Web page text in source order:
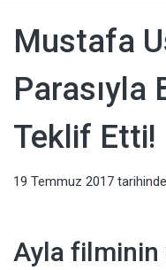
Mustafa
Parasıyla
Teklif Etti!
19 Temmuz 2017 tarihinde
Ayla filminin